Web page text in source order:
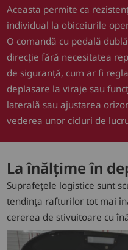
Aceasta permite ca
individual la obiceiurile
O comandă cu pedală
direcție fără necesitatea
de siguranță, cum ar fi
deplasare la viraje sau
laterală sau ajustarea
vederea unor cicluri de
La înălțime în
Suprafețele logistice sunt
tendința rafturilor tot mai
cererea de stivuitoare cu